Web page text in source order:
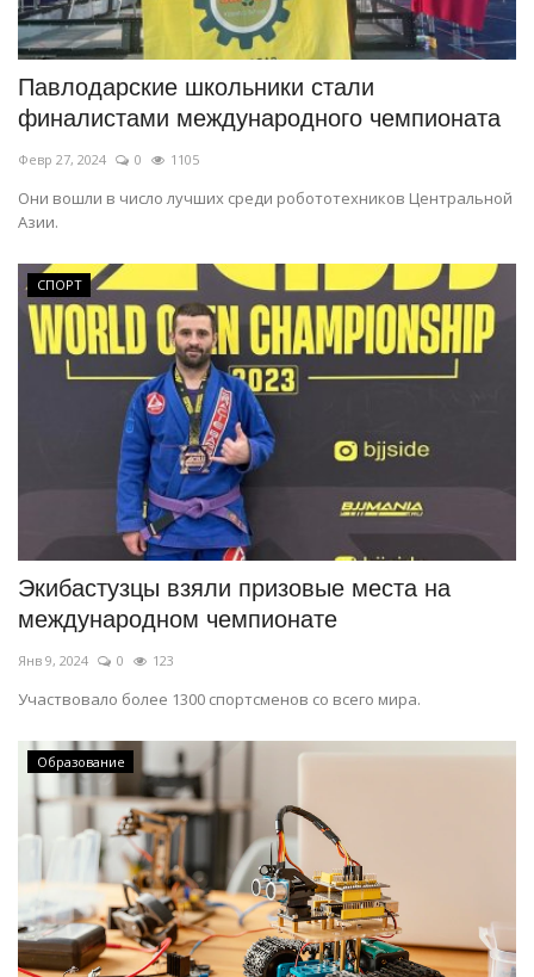
Павлодарские школьники стали
финалистами международного чемпионата
Февр 27, 2024 0 1105
Они вошли в число лучших среди робототехников Центральной
Азии.
СПОРТ
Экибастузцы взяли призовые места на
международном чемпионате
Янв 9, 2024 0 123
Участвовало более 1300 спортсменов со всего мира.
Образование